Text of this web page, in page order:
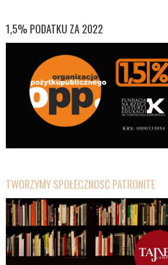
1,5% PODATKU ZA 2022
TWORZYMY SPOŁECZNOŚĆ PATRONITE